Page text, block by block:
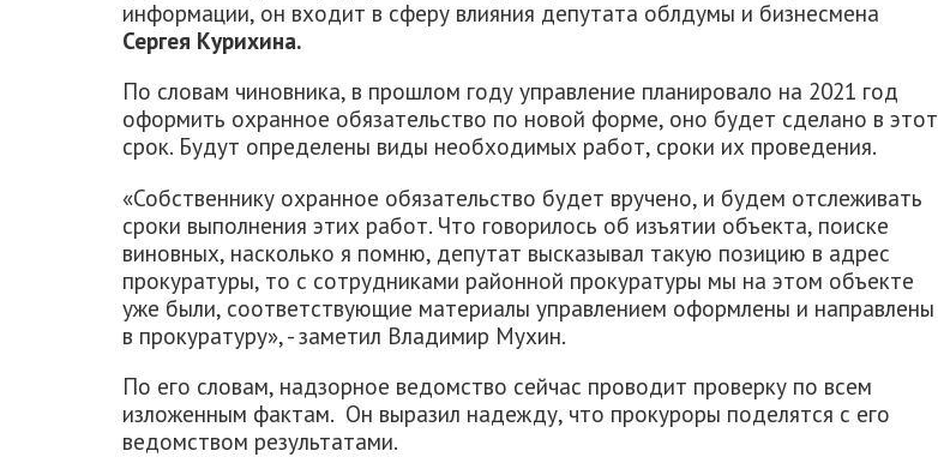
информации, он входит в сферу влияния депутата облдумы и бизнесмена
Сергея Курихина.
По словам чиновника, в прошлом году управление планировало на 2021 год
оформить охранное обязательство по новой форме, оно будет сделано в этот
срок. Будут определены виды необходимых работ, сроки их проведения.
«Собственнику охранное обязательство будет вручено, и будем отслеживать
сроки выполнения этих работ. Что говорилось об изъятии объекта, поиске
виновных, насколько я помню, депутат высказывал такую позицию в адрес
прокуратуры, то с сотрудниками районной прокуратуры мы на этом объекте
уже были, соответствующие материалы управлением оформлены и направлены
в прокуратуру», - заметил Владимир Мухин.
По его словам, надзорное ведомство сейчас проводит проверку по всем
изложенным фактам. Он выразил надежду, что прокуроры поделятся с его
ведомством результатами.